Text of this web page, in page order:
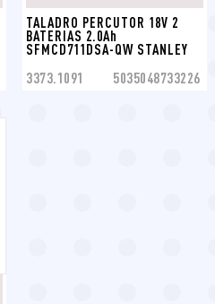
TALADRO PERCUTOR 18V 2
BATERIAS 2.0Ah
SFMCD711DSA-QW STANLEY
3373.1091 5035048733226